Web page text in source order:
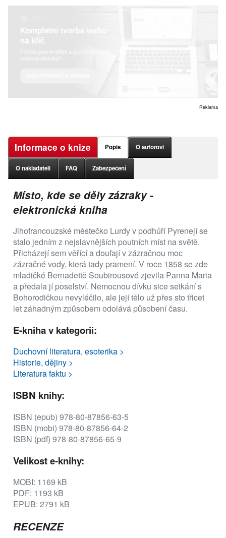
Reklama
Informace o knize Popis O autorovi
O nakladateli FAQ Zabezpečení
Místo, kde se děly zázraky -
elektronická kniha
Jihofrancouzské městečko Lurdy v podhůří Pyrenejí se
stalo jedním z nejslavnějších poutních míst na světě.
Přicházejí sem věřící a doufají v zázračnou moc
zázračné vody, která tady pramení. V roce 1858 se zde
mladičké Bernadettě Soubirousové zjevila Panna Maria
a předala jí poselství. Nemocnou dívku sice setkání s
Bohorodičkou nevyléčilo, ale její tělo už přes sto třicet
let záhadným způsobem odolává působení času.
E-kniha v kategorii:
Duchovní literatura, esoterika >
Historie, dějiny >
Literatura faktu >
ISBN knihy:
ISBN (epub) 978-80-87856-63-5
ISBN (mobi) 978-80-87856-64-2
ISBN (pdf) 978-80-87856-65-9
Velikost e-knihy:
MOBI: 1169 kB
PDF: 1193 kB
EPUB: 2791 kB
RECENZE